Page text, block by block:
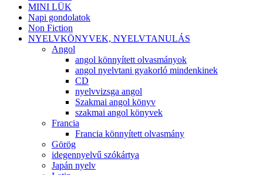
MINI LÜK
Napi gondolatok
Non Fiction
NYELVKÖNYVEK, NYELVTANULÁS
Angol
angol könnyített olvasmányok
angol nyelvtani gyakorló mindenkinek
CD
nyelvvizsga angol
Szakmai angol könyv
szakmai angol könyvek
Francia
Francia könnyített olvasmány
Görög
idegennyelvű szókártya
Japán nyelv